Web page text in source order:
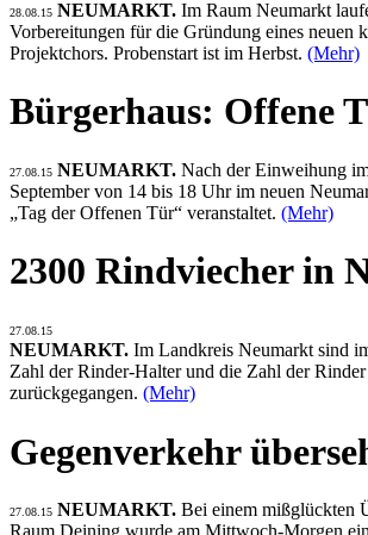
28.08.15 NEUMARKT. Im Raum Neumarkt
Vorbereitungen für die Gründung eines neuen
Projektchors. Probenstart ist im Herbst. (Mehr)
Bürgerhaus: Offene
27.08.15 NEUMARKT. Nach der Einweihung
September von 14 bis 18 Uhr im neuen
„Tag der Offenen Tür“ veranstaltet. (Mehr)
2300 Rindviecher in
27.08.15
NEUMARKT. Im Landkreis Neumarkt sind
Zahl der Rinder-Halter und die Zahl der Rinder
zurückgegangen. (Mehr)
Gegenverkehr
27.08.15 NEUMARKT. Bei einem mißglückten